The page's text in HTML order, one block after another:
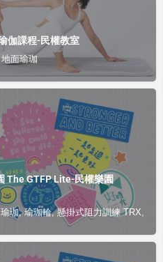
伽課程-民權教室
地面瑜珈
The GTFP Lite-民權樂園
珈, 瑜珈輪, 懸掛式阻力訓練 TRX, 地